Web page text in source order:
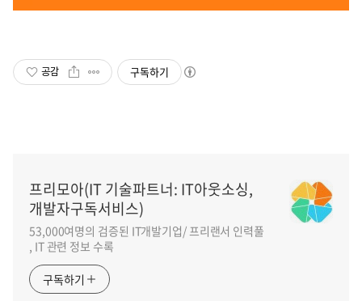
공감 구독하기
프리모아(IT 기술파트너: IT아웃소싱,
개발자구독서비스)
53,000여명의 검증된 IT개발기업/ 프리랜서 인력풀
, IT 관련 정보 수록
구독하기